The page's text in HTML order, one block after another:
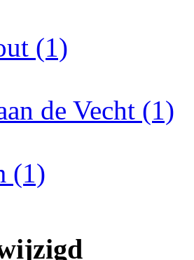
(1)
de Vecht (1)
(1)